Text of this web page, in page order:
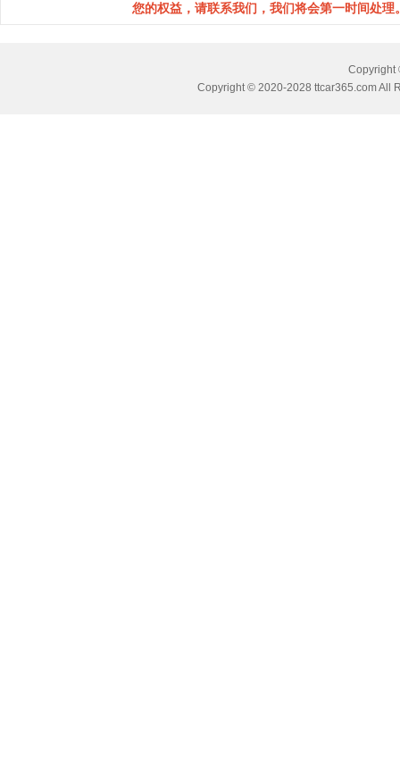
您的权益，请联系我们，我们将会第一时间处
Copyright
Copyright © 2020-2028 ttcar365.com All